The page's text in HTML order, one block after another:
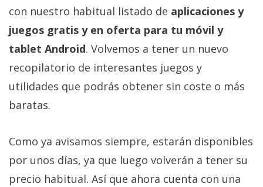
con nuestro habitual listado de aplicaciones y
juegos gratis y en oferta para tu móvil y
tablet Android. Volvemos a tener un nuevo
recopilatorio de interesantes juegos y
utilidades que podrás obtener sin coste o más
baratas.
Como ya avisamos siempre, estarán disponibles
por unos días, ya que luego volverán a tener su
precio habitual. Así que ahora cuenta con una